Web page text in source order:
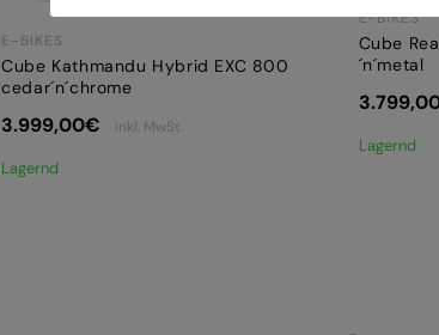
E-BIKES
Cube Kathmandu Hybrid EXC 800
cedar´n´chrome
3.999,00€ inkl. MwSt.
Lagernd
E-BIKES
Cube
´n´metal
Lagernd